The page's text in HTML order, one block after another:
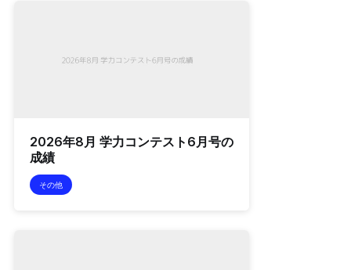
2026年8月 学力コンテスト6月号の
成績
その他